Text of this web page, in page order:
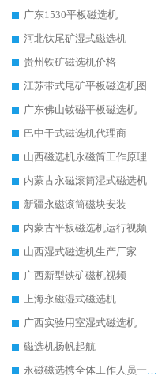
广东1530平板磁选机
河北钛尾矿湿式磁选机
贵州铁矿磁选机价格
江苏带式尾矿平板磁选机图
广东佛山钕磁平板磁选机
巴中干式磁选机代理商
山西磁选机永磁筒工作原理
内蒙古永磁滚筒湿式磁选机
新疆永磁滚筒磁块安装
内蒙古平板磁选机运行视频
山西湿式磁选机生产厂家
广西新型铁矿磁机视频
上海永磁湿式磁选机
广西实验用室湿式磁选机
磁选机扬帆起航
永磁磁选携全体工作人员一起闯